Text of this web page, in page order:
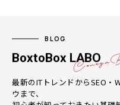
BLOG
BoxtoBox LABO
最新のITトレンドからSEO・
ウまで、